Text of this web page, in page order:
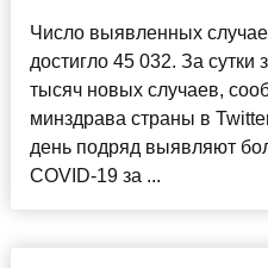
Число выявленных
достигло 45 032. За
тысяч новых случаев,
минздрава страны в
день подряд выявляют
COVID-19 за ...